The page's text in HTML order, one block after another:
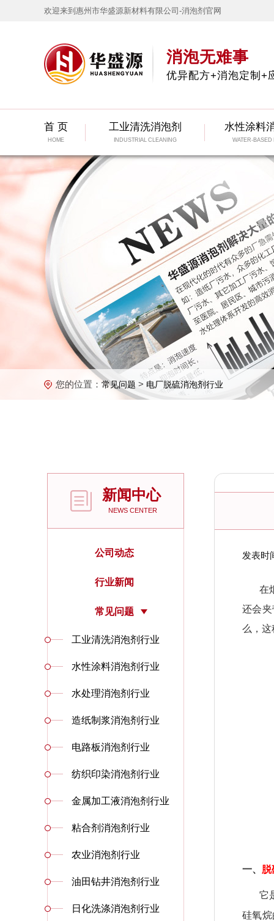
欢迎来到惠州市华盛源新材料有限公司-消泡剂官网
消泡无难事
优异配方+消泡定制+
首 页
HOME
工业清洗消泡剂
INDUSTRIAL CLEANING
水性涂料
WATER-BASED
您的位置： 常见问题 > 电厂脱硫消泡剂行业
新闻中心
NEWS CENTER
公司动态
行业新闻
常见问题
工业清洗消泡剂行业
水性涂料消泡剂行业
水处理消泡剂行业
造纸制浆消泡剂行业
电路板消泡剂行业
纺织印染消泡剂行业
金属加工液消泡剂行业
粘合剂消泡剂行业
农业消泡剂行业
油田钻井消泡剂行业
日化洗涤消泡剂行业
发表时
在
还会
么，这
一、 脱
它
硅氧